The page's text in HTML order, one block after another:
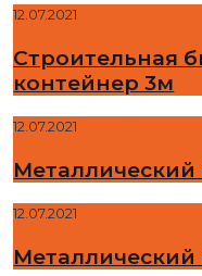
12.07.2021
Строительная
контейнер 3м
12.07.2021
12.07.2021